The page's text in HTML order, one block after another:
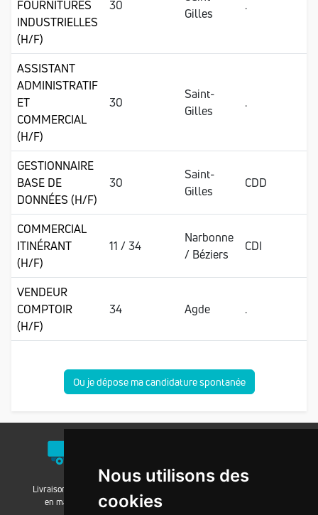
Nous utilisons des
cookies
FOURNITURES
INDUSTRIELLES
(H/F)
30
Gilles
.
ASSISTANT
ADMINISTRATIF
ET
COMMERCIAL
(H/F)
30
Saint-
Gilles
.
GESTIONNAIRE
BASE DE
DONNÉES (H/F)
30
Saint-
Gilles
CDD
COMMERCIAL
ITINÉRANT
(H/F)
11 / 34
Narbonne
/ Béziers
CDI
VENDEUR
COMPTOIR
(H/F)
34 Agde .
Ou je dépose ma candidature spontanée
Livraison / Retrait
en magasin